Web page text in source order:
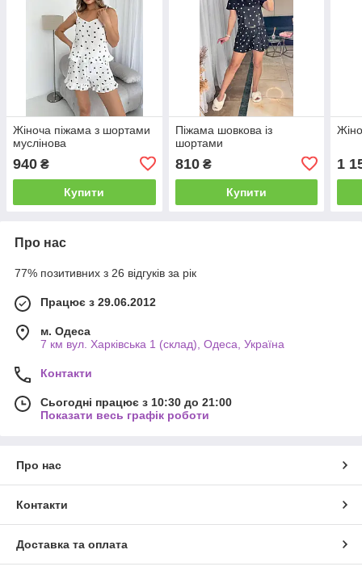
Жіноча піжама з шортами
муслінова
940 ₴
Купити
Піжама шовкова із
шортами
810₴
Купити
1
Про нас
77% позитивних з 26 відгуків за рік
Працює з 29.06.2012
м. Одеса
7 км вул. Харківська 1 (склад), Одеса, Україна
Контакти
Сьогодні працює з 10:30 до 21:00
Показати весь графік роботи
Про нас
Контакти
Доставка та оплата